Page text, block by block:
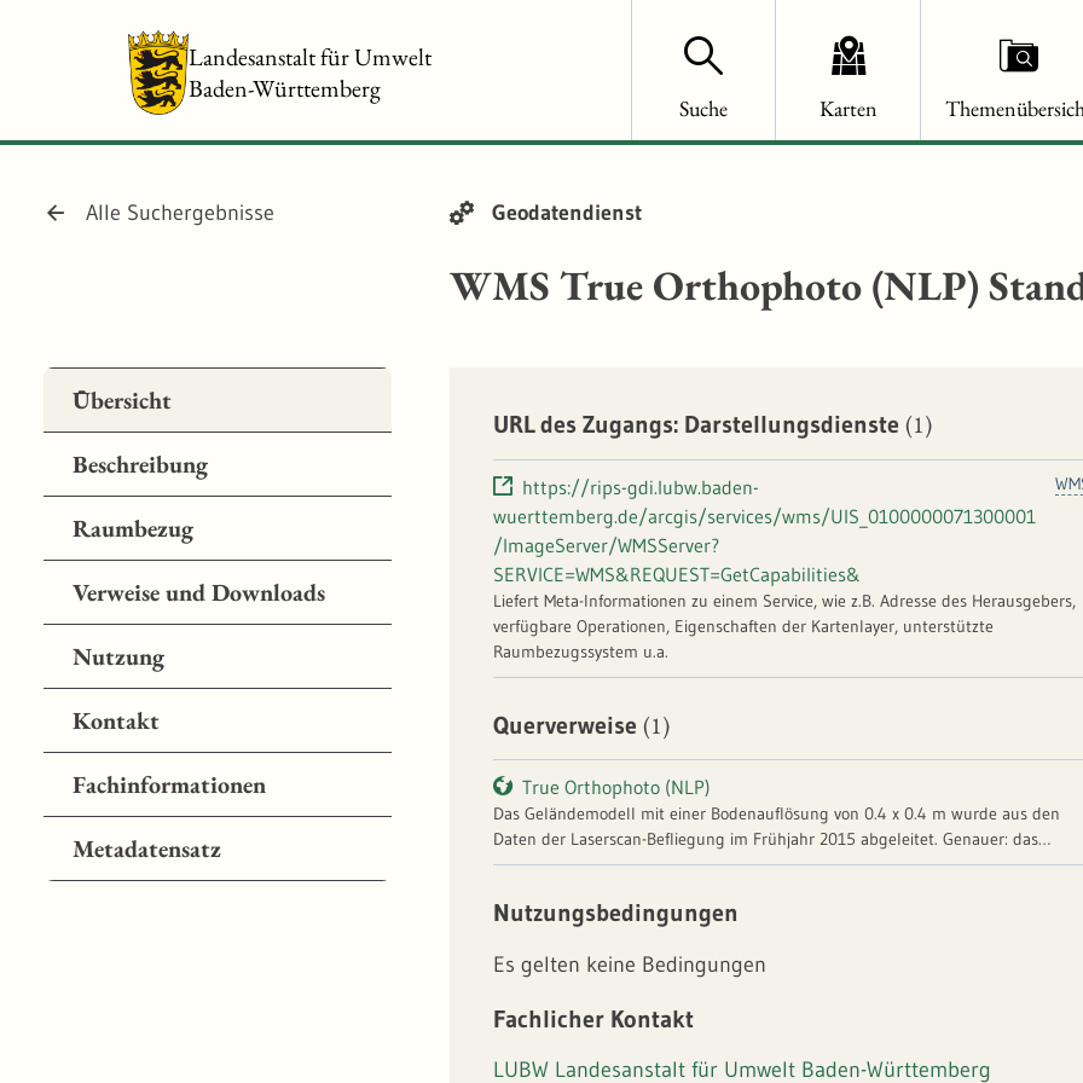
Landesanstalt für Umwelt
Baden-Württemberg
Suche Karten
Alle Suchergebnisse Geodatendienst
WMS True Orthophoto (NLP)
Übersicht
Beschreibung
Raumbezug
Verweise und Downloads
Nutzung
Kontakt
Fachinformationen
Metadatensatz
URL des Zugangs: Darstellungsdienste (1)
https://rips-gdi.lubw.baden-
wuerttemberg.de/arcgis/services/wms/UIS_0100000071300001
/ImageServer/WMSServer?
SERVICE=WMS&REQUEST=GetCapabilities&
Liefert Meta-Informationen zu einem Service, wie z.B. Adresse des Herausgebers,
verfügbare Operationen, Eigenschaften der Kartenlayer, unterstützte
Raumbezugssystem u.a.
Querverweise (1)
True Orthophoto (NLP)
Das Geländemodell mit einer Bodenauflösung von 0.4 x 0.4 m wurde aus den
Daten der Laserscan-Befliegung im Frühjahr 2015 abgeleitet. Genauer: das
Geländemodell ist eine Interpolation der Laserstrahlen, die nicht von der
hier gewählte Falschfarben-Kombination (nahes Infrarot an Position des grünen
visuelle Unterscheidung von Baumarten und eine frühe Erkennung von
Baumkronen nicht - wie auf den üblichen Orthophotos - verkippt darstellen. Bei
Baumkronenspitzen daher exakt an derselben Position. Das ermöglicht die
Nutzungsbedingungen
Es gelten keine Bedingungen
Fachlicher Kontakt
LUBW Landesanstalt für Umwelt Baden-Württemberg